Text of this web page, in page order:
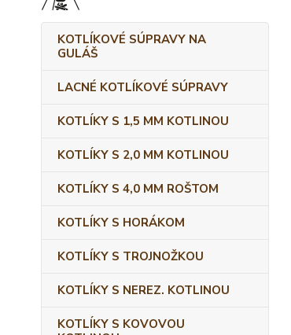
KOTLÍKOVÉ SÚPRAVY NA
GULÁŠ
LACNÉ KOTLÍKOVÉ SÚPRAVY
KOTLÍKY S 1,5 MM KOTLINOU
KOTLÍKY S 2,0 MM KOTLINOU
KOTLÍKY S 4,0 MM ROŠTOM
KOTLÍKY S HORÁKOM
KOTLÍKY S TROJNOŽKOU
KOTLÍKY S NEREZ. KOTLINOU
KOTLÍKY S KOVOVOU